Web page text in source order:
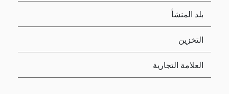
بلد المنشأ
التخزين
العلامة التجارية